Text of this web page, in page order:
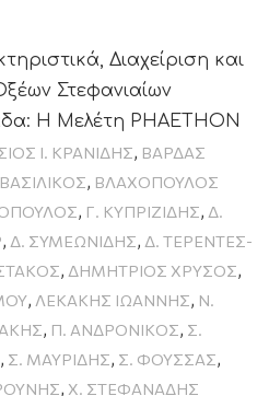
Διαχείριση και
Στεφανιαίων
Η Μελέτη PHAETHON
Ι. ΚΡΑΝΙΔΗΣ, ΒΑΡΔΑΣ
, ΒΛΑΧΟΠΟΥΛΟΣ
, Γ. ΚΥΠΡΙΖΊΔΗΣ, Δ.
, Δ. ΣΥΜΕΩΝΊΔΗΣ, Δ. ΤΕΡΕΝΤΈΣ-
, ΔΗΜΉΤΡΙΟΣ ΧΡΥΣΌΣ,
, ΛΕΚΑΚΗΣ ΙΩΑΝΝΗΣ, Ν.
, Π. ΑΝΔΡΌΝΙΚΟΣ, Σ.
, Σ. ΜΑΥΡΊΔΗΣ, Σ. ΦΟΎΣΣΑΣ,
, Χ. ΣΤΕΦΑΝΆΔΗΣ